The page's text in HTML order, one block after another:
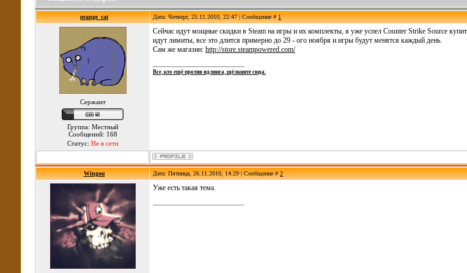
orange_cat Дата: Четверг, 25.11.2010, 22:47 | Сообщение #1
Сержант
Группа: Местный
Сообщений: 168
Статус: Не в сети
Сейчас идут мощные скидки в Steam на игры и их комплекты, я уже успел Counter Strike Source
идут лимиты, все это длится примерно до 29 - ого ноября и игры будут менятся каждый день.
Сам же магазин: http://store.steampowered.com/
Все, кто ещё против идлинга, щёлкните сюда.
Wingou Дата: Пятница, 26.11.2010, 14:29 | Сообщение #2
Уже есть такая тема.